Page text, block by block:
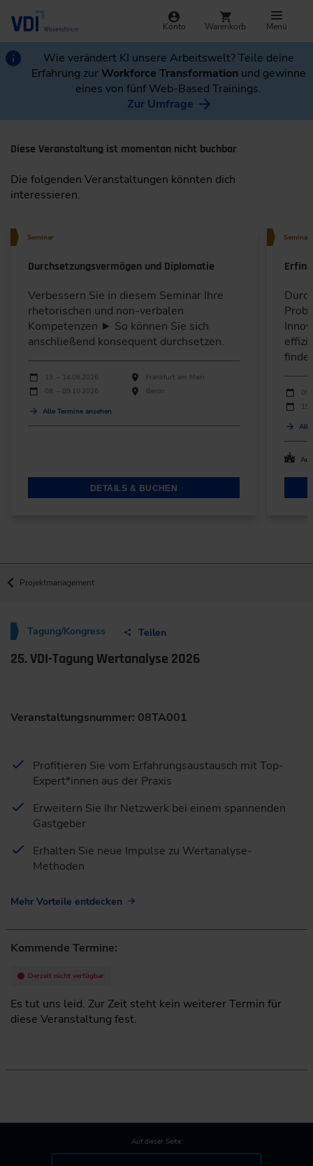
Konto Warenkorb Menü
Wie verändert KI unsere Arbeitswelt? Teile deine
Erfahrung zurWorkforce Transformation und gewinne
eines von fünf Web-Based Trainings.
Zur Umfrage
Diese Veranstaltung ist momentan nicht buchbar
Die folgenden Veranstaltungen könnten dich
interessieren.
Seminar
Durchsetzungsvermögen und Diplomatie
Verbessern Sie in diesem Seminar Ihre
rhetorischen und non-verbalen
Kompetenzen ► So können Sie sich
anschließend konsequent durchsetzen.
Durchführungen
Veranstaltungsdatum Veranstaltungsort
13. – 14.08.2026
Frankfurt am Main
08. – 09.10.2026
Berlin
Alle Termine ansehen
DETAILS & BUCHEN
Seminar
Alle
Projektmanagement
Tagung/Kongress Teilen
25. VDI-Tagung Wertanalyse 2026
Veranstaltungsnummer: 08TA001
Profitieren Sie vom Erfahrungsaustausch mit Top-
Expert*innen aus der Praxis
Erweitern Sie Ihr Netzwerk bei einem spannenden
Gastgeber
Erhalten Sie neue Impulse zu Wertanalyse-
Methoden
Mehr Vorteile entdecken
Kommende Termine:
Derzeit nicht verfügbar
Es tut uns leid. Zur Zeit steht kein weiterer Termin für
diese Veranstaltung fest.
Auf dieser Seite: